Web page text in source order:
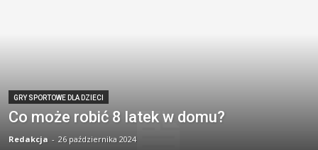
GRY SPORTOWE DLA DZIECI
Co może robić 8 latek w domu?
Redakcja - 26 października 2024